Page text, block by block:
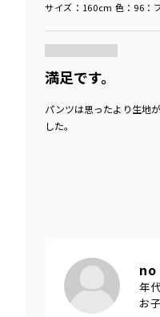
サイズ：160cm 色：96：
満足です。
パンツは思ったより生地
した。
年
お